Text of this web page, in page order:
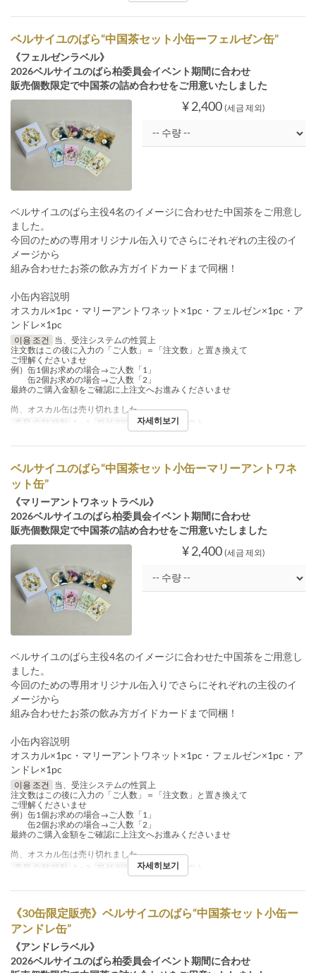
ベルサイユのばら“中国茶セット小缶ーフェルゼン缶”
《フェルゼンラベル》
2026ベルサイユのばら柏委員会イベント期間に合わせ
販売個数限定で中国茶の詰め合わせをご用意いたしました
¥ 2,400 (세금 제외)
ベルサイユのばら主役4名のイメージに合わせた中国茶をご用意し
ました。
今回のための専用オリジナル缶入りでさらにそれぞれの主役のイ
メージから
組み合わせたお茶の飲み方ガイドカードまで同梱！
小缶内容説明
オスカル×1pc・マリーアントワネット×1pc・フェルゼン×1pc・ア
ンドレ×1pc
이용 조건
当、受注システムの性質上
注文数はこの後に入力の「ご人数」＝「注文数」と置き換えて
ご理解くださいませ
例）缶1個お求めの場合→ご人数「1」
缶2個お求めの場合→ご人数「2」
最終のご購入金額をご確認に上注文へお進みくださいませ
尚、オスカル缶は売り切れました
주문 수량 제한
1 ~ 1 좌석 카테고리 テイクアウト
자세히보기
ベルサイユのばら“中国茶セット小缶ーマリーアントワネ
ット缶”
《マリーアントワネットラベル》
2026ベルサイユのばら柏委員会イベント期間に合わせ
販売個数限定で中国茶の詰め合わせをご用意いたしました
¥ 2,400 (세금 제외)
ベルサイユのばら主役4名のイメージに合わせた中国茶をご用意し
ました。
今回のための専用オリジナル缶入りでさらにそれぞれの主役のイ
メージから
組み合わせたお茶の飲み方ガイドカードまで同梱！
小缶内容説明
オスカル×1pc・マリーアントワネット×1pc・フェルゼン×1pc・ア
ンドレ×1pc
이용 조건
当、受注システムの性質上
注文数はこの後に入力の「ご人数」＝「注文数」と置き換えて
ご理解くださいませ
例）缶1個お求めの場合→ご人数「1」
缶2個お求めの場合→ご人数「2」
最終のご購入金額をご確認に上注文へお進みくださいませ
尚、オスカル缶は売り切れました
주문 수량 제한
1 ~ 3 좌석 카테고리 テイクアウト
자세히보기
《30缶限定販売》ベルサイユのばら“中国茶セット小缶ー
アンドレ缶”
《アンドレラベル》
2026ベルサイユのばら柏委員会イベント期間に合わせ